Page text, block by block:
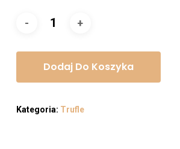
Dodaj Do Koszyka
Kategoria: Trufle